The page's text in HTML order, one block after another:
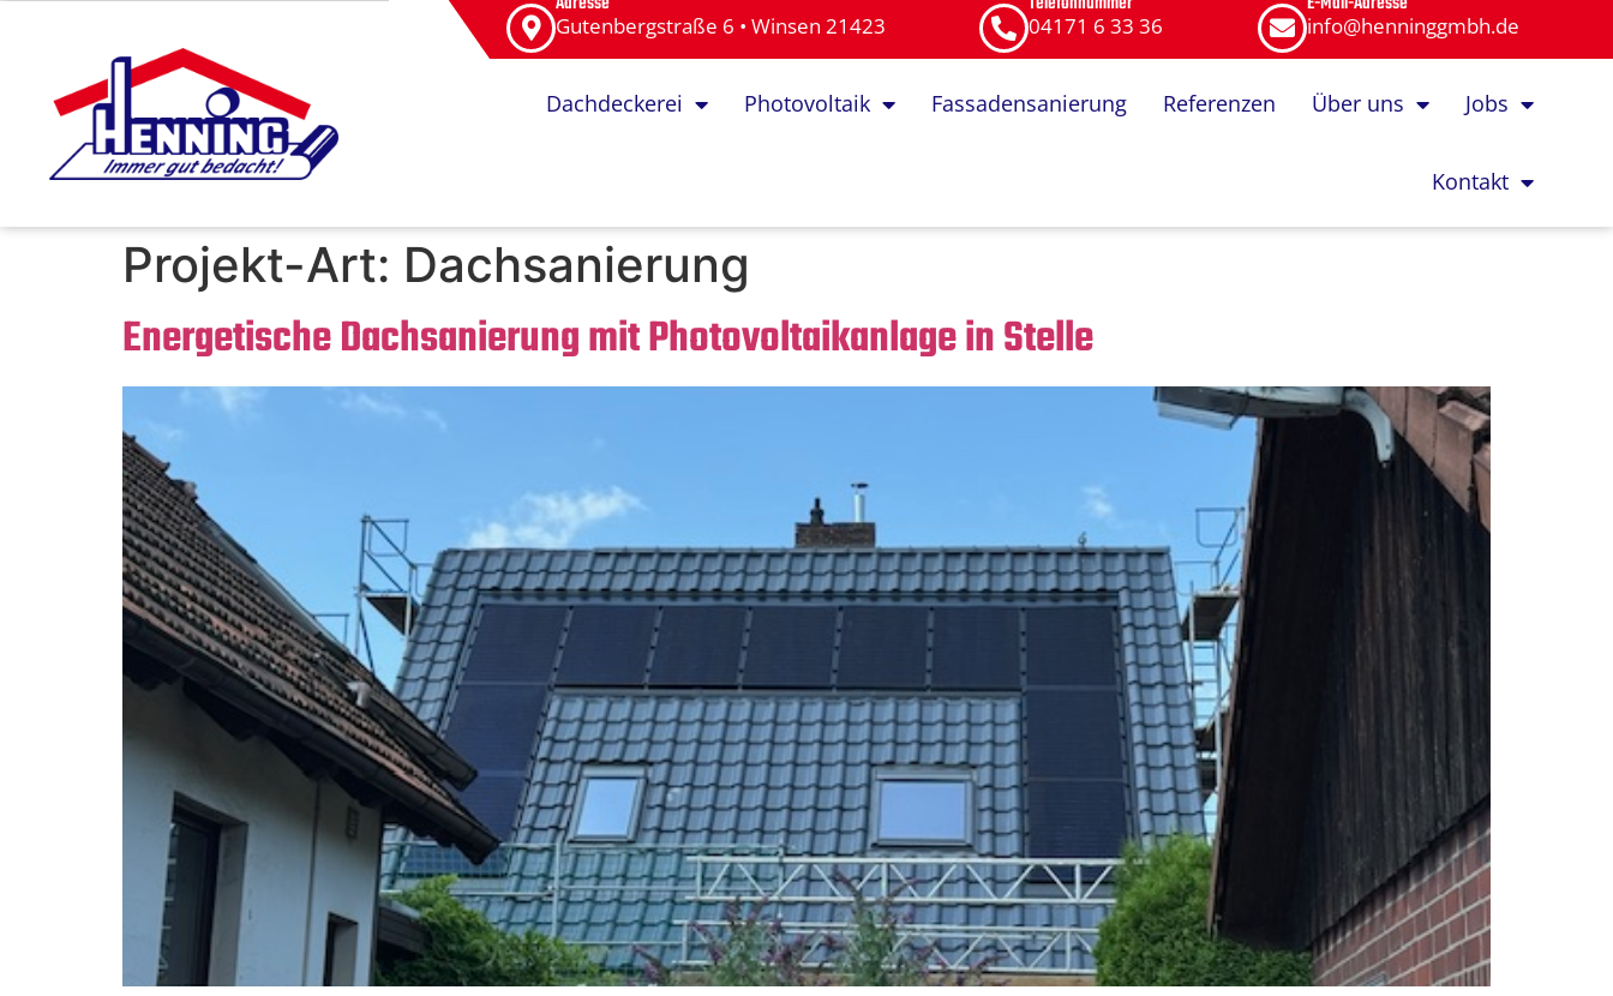
Gutenbergstraße 6 • Winsen 21423 04171 6 33 36 info@henninggmbh.de
Dachdeckerei Photovoltaik Fassadensanierung Referenzen Über uns Jobs
Kontakt
Projekt-Art: Dachsanierung
Energetische Dachsanierung mit Photovoltaikanlage in Stelle